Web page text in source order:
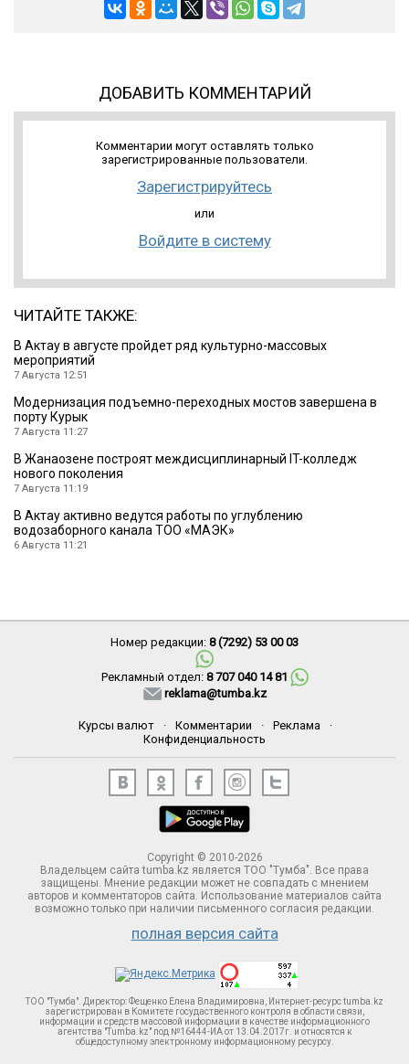
ДОБАВИТЬ КОММЕНТАРИЙ
Комментарии могут оставлять только
зарегистрированные пользователи.
Зарегистрируйтесь
или
Войдите в систему
ЧИТАЙТЕ ТАКЖЕ:
В Актау в августе пройдет ряд культурно-массовых
мероприятий
7 Августа 12:51
Модернизация подъемно-переходных мостов завершена в
порту Курык
7 Августа 11:27
В Жанаозене построят междисциплинарный IT-колледж
нового поколения
7 Августа 11:19
В Актау активно ведутся работы по углублению
водозаборного канала ТОО «МАЭК»
6 Августа 11:21
Номер редакции: 8 (7292) 53 00 03
Рекламный отдел: 8 707 040 14 81
reklama@tumba.kz
Курсы валют · Комментарии · Реклама
·
Конфиденциальность
Copyright © 2010-2026
Владельцем сайта tumba.kz является ТОО "Тумба". Все права
защищены. Мнение редакции может не совпадать с мнением
авторов и комментаторов сайта. Использование материалов сайта
возможно только при наличии письменного согласия редакции.
полная версия сайта
ТОО "Тумба". Директор: Фещенко Елена Владимировна, Интернет-ресурс tumba.kz
зарегистрирован в Комитете госудаственного контроля в области связи,
информации и средств массовой информации в качестве информационного
агентства "Tumba.kz" под №16444-ИА от 13.04.2017г. и относятся к
общедоступному электронному информационному ресурсу.